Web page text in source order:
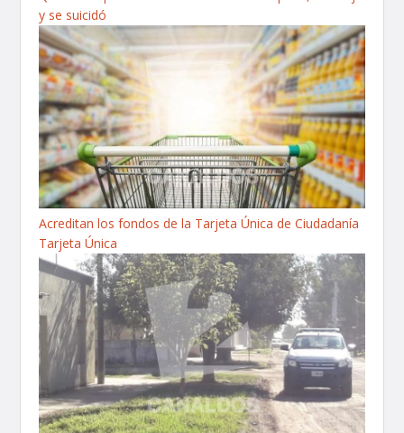
y se suicidó
Acreditan los fondos de la Tarjeta Única de Ciudadanía
Tarjeta Única